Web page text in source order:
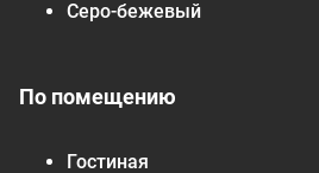
Серо-бежевый
По помещению
Гостиная